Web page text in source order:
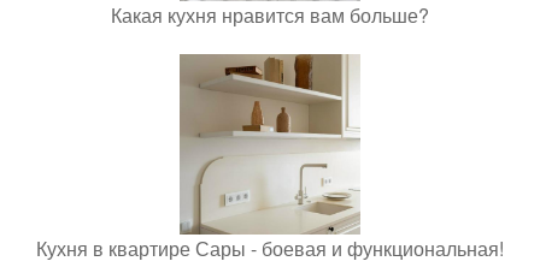
Какая кухня нравится вам больше?
Кухня в квартире Сары - боевая и функциональная!